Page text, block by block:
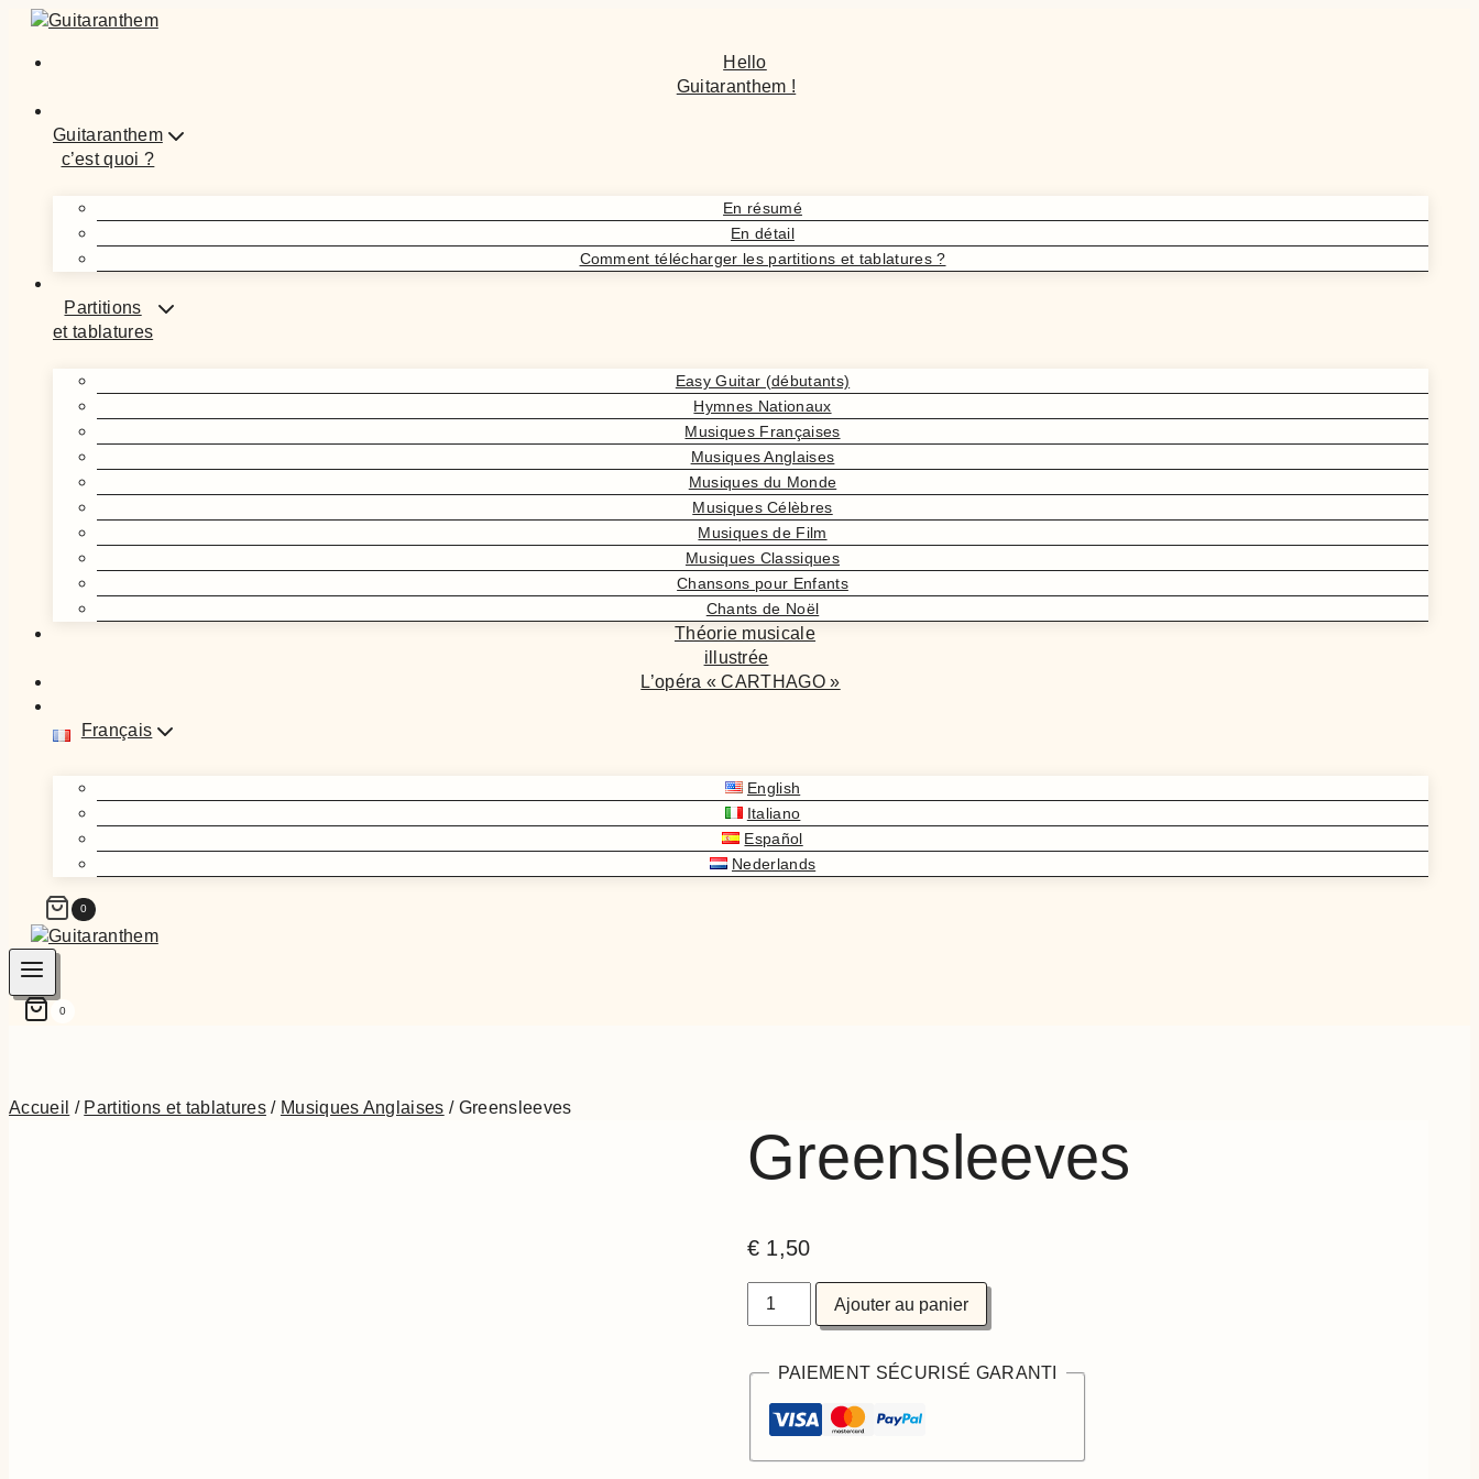
Hello
Guitaranthem !
Guitaranthem
c’est quoi ?
En résumé
En détail
Comment télécharger les partitions et tablatures ?
Partitions
et tablatures
Easy Guitar (débutants)
Hymnes Nationaux
Musiques Françaises
Musiques Anglaises
Musiques du Monde
Musiques Célèbres
Musiques de Film
Musiques Classiques
Chansons pour Enfants
Chants de Noël
Théorie musicale
illustrée
L’opéra « CARTHAGO »
Français
English
Italiano
Español
Nederlands
0
0
Accueil / Partitions et tablatures / Musiques Anglaises / Greensleeves
Greensleeves
€ 1,50
Ajouter au panier
PAIEMENT SÉCURISÉ GARANTI